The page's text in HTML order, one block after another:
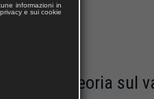
teoria sul
informazioni in
e sui cookie